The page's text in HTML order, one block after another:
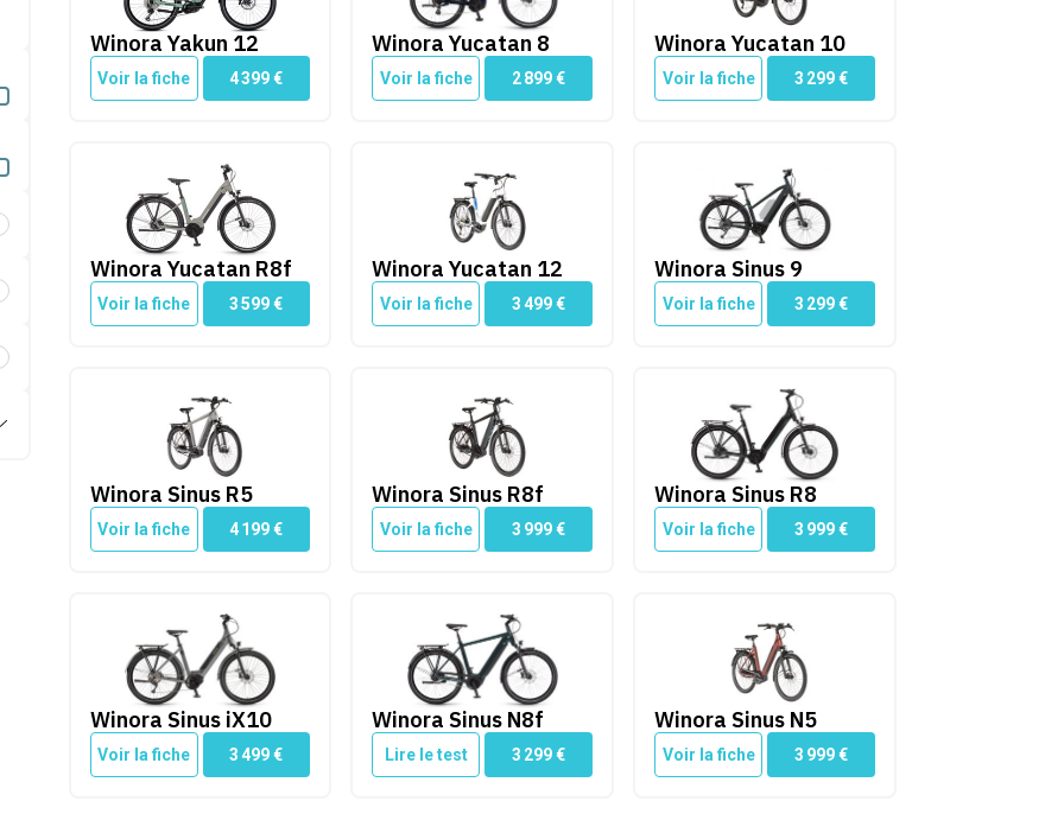
courroie
amovible
Winora Yakun 12
Voir la fiche 4 399€
Winora Yucatan 8
Voir la fiche 2 899€
Winora Yucatan 10
Voir la fiche 3 299€
Winora Yucatan R8f
Winora Yucatan R8f
Voir la fiche 3 599€
Winora Yucatan 12
Winora Yucatan 12
Voir la fiche 3 499€
Winora Sinus 9
Voir la fiche 3 299€
Winora Sinus R5
Winora Sinus R5
Voir la fiche 4 199€
Winora Sinus R8f
Winora Sinus R8f
Voir la fiche 3 999€
Winora Sinus R8
Winora Sinus R8
Voir la fiche 3 999€
Winora Sinus iX10
Winora Sinus iX10
Voir la fiche 3 499€
Winora Sinus N8f
Winora Sinus N8f
Lire le test 3 299€
Winora Sinus N5
Winora Sinus N5
Voir la fiche 3 999€